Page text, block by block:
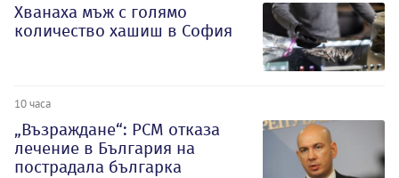
Хванаха мъж с голямо
количество хашиш в София
10 часа
„Възраждане“: РСМ отказа
лечение в България на
пострадала българка